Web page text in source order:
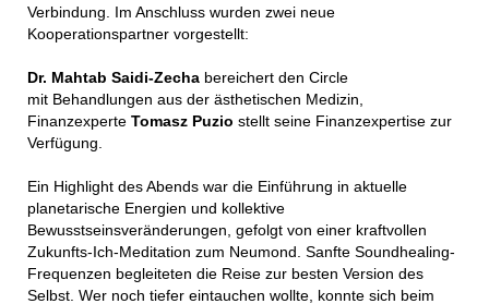
Verbindung. Im Anschluss wurden zwei neue
Kooperationspartner vorgestellt:
Dr. Mahtab Saidi-Zecha bereichert den Circle
mit Behandlungen aus der ästhetischen Medizin,
Finanzexperte Tomasz Puzio stellt seine Finanzexpertise zur
Verfügung.
Ein Highlight des Abends war die Einführung in aktuelle
planetarische Energien und kollektive
Bewusstseinsveränderungen, gefolgt von einer kraftvollen
Zukunfts-Ich-Meditation zum Neumond. Sanfte Soundhealing-
Frequenzen begleiteten die Reise zur besten Version des
Selbst. Wer noch tiefer eintauchen wollte, konnte sich beim